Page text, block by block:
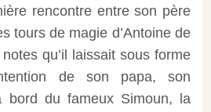
rencontre entre son père
tours de magie d’Antoine de
qu’il laissait sous forme
de son papa, son
bord du fameux Simoun, la